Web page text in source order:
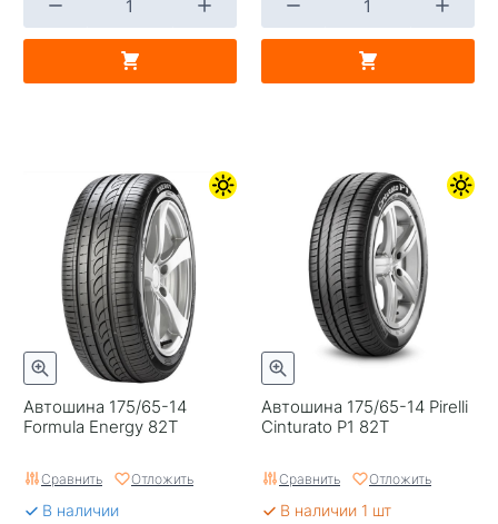
Автошина 175/65-14
Formula Energy 82T
Сравнить Отложить
В наличии
Автошина 175/65-14 Pirelli
Cinturato P1 82T
Сравнить Отложить
В наличии 1 шт